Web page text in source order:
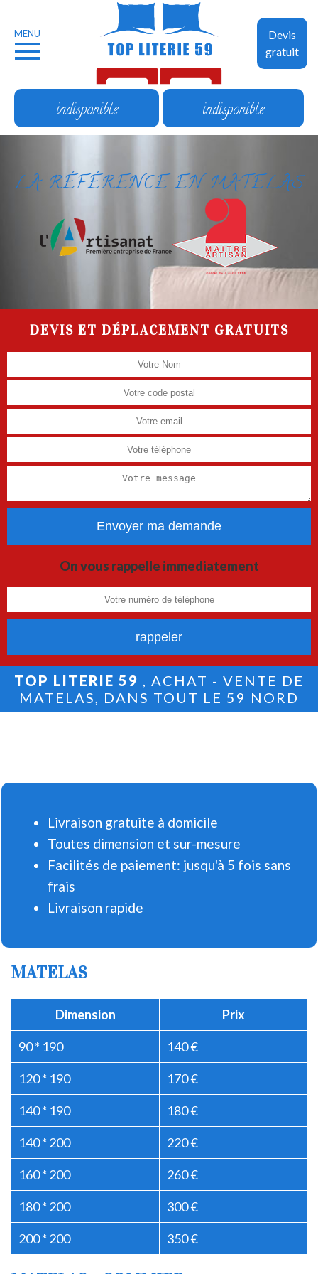
Devis
gratuit
MENU
indisponible indisponible
LA RÉFÉRENCE EN MATELAS
DEVIS ET DÉPLACEMENT GRATUITS
On vous rappelle immediatement
TOP LITERIE 59 , ACHAT - VENTE DE
MATELAS, DANS TOUT LE 59 NORD
Livraison gratuite à domicile
Toutes dimension et sur-mesure
Facilités de paiement: jusqu'à 5 fois sans
frais
Livraison rapide
MATELAS
Dimension Prix
90 * 190 140 €
120 * 190 170 €
140 * 190 180 €
140 * 200 220 €
160 * 200 260 €
180 * 200 300 €
200 * 200 350 €